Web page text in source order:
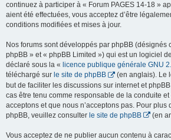
continuez à participer à « Forum PAGES 14-18 »
aient été effectuées, vous acceptez d’être
conditions modifiées et mises à jour.
Nos forums sont développés par phpBB (désignés
phpBB » et « phpBB Limited ») qui est un logiciel
déclaré sous la « licence publique générale GNU
téléchargé sur le site de phpBB
(en anglais). Le
but de faciliter les discussions sur internet et
cas être tenu comme responsable de la conduite
acceptons et que nous n’acceptons pas. Pour plus
phpBB, veuillez consulter le site de phpBB (en
Vous acceptez de ne publier aucun contenu à